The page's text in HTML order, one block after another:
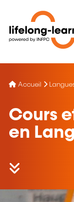
Accueil
Cours
en